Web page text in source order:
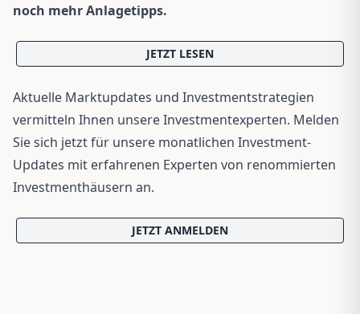
noch mehr Anlagetipps.
JETZT LESEN
Aktuelle Marktupdates und Investmentstrategien
vermitteln Ihnen unsere Investmentexperten. Melden
Sie sich jetzt für unsere monatlichen Investment-
Updates mit erfahrenen Experten von renommierten
Investmenthäusern an.
JETZT ANMELDEN